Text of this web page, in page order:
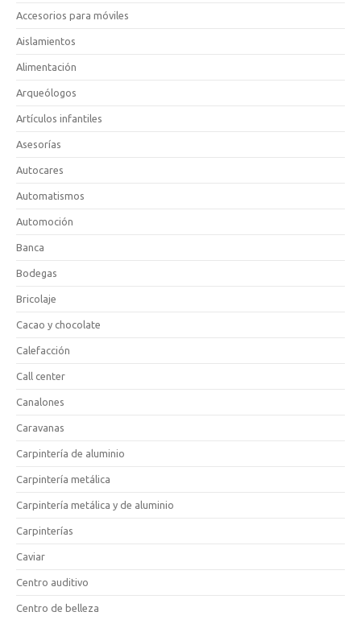
Accesorios para móviles
Aislamientos
Alimentación
Arqueólogos
Artículos infantiles
Asesorías
Autocares
Automatismos
Automoción
Banca
Bodegas
Bricolaje
Cacao y chocolate
Calefacción
Call center
Canalones
Caravanas
Carpintería de aluminio
Carpintería metálica
Carpintería metálica y de aluminio
Carpinterías
Caviar
Centro auditivo
Centro de belleza